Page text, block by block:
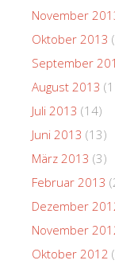
November
Oktober 2013
September
August 2013
Juli 2013 (14)
Juni 2013 (13)
März 2013 (3)
Februar 2013
Dezember
November
Oktober 2012